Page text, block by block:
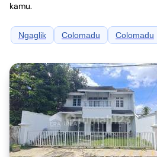
kamu.
Ngaglik Colomadu Colomadu